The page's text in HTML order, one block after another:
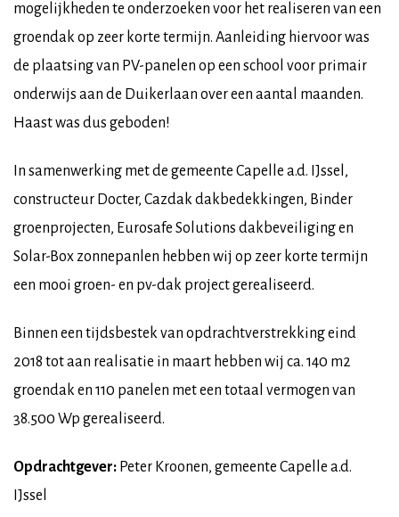
mogelijkheden te onderzoeken voor het realiseren van een
groendak op zeer korte termijn. Aanleiding hiervoor was
de plaatsing van PV-panelen op een school voor primair
onderwijs aan de Duikerlaan over een aantal maanden.
Haast was dus geboden!
In samenwerking met de gemeente Capelle a.d. IJssel,
constructeur Docter, Cazdak dakbedekkingen, Binder
groenprojecten, Eurosafe Solutions dakbeveiliging en
Solar-Box zonnepanlen hebben wij op zeer korte termijn
een mooi groen- en pv-dak project gerealiseerd.
Binnen een tijdsbestek van opdrachtverstrekking eind
2018 tot aan realisatie in maart hebben wij ca. 140 m2
groendak en 110 panelen met een totaal vermogen van
38.500 Wp gerealiseerd.
Opdrachtgever: Peter Kroonen, gemeente Capelle a.d.
IJssel